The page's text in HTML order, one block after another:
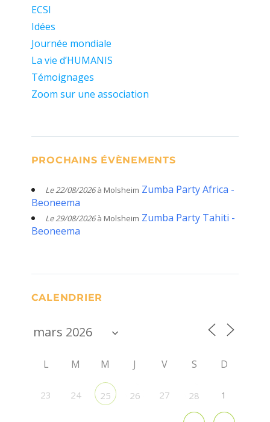
ECSI
Idées
Journée mondiale
La vie d’HUMANIS
Témoignages
Zoom sur une association
PROCHAINS ÉVÈNEMENTS
Le 22/08/2026à Molsheim Zumba Party Africa -
Beoneema
Le 29/08/2026à Molsheim Zumba Party Tahiti -
Beoneema
CALENDRIER
L M M J V S D
23 24 25 26 27 28 1